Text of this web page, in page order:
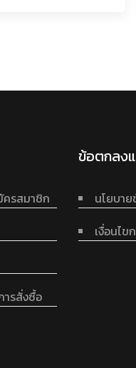
ครสมาชิก
รสั่งซื้อ
ข้อตกลงแ
นโยบา
เงื่อนไข